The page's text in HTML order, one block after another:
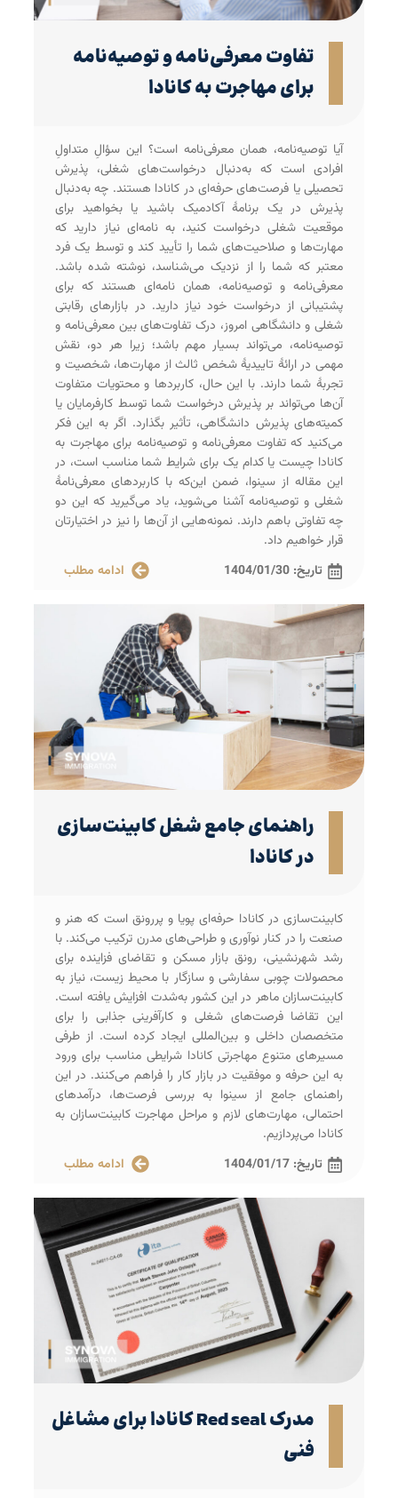
تفاوت معرفی‌نامه و توصیه‌نامه
برای مهاجرت به کانادا
آیا توصیه‌نامه، همان معرفی‌‌نامه است؟ این سؤالِ متداولِ
افرادی است که به‌دنبال درخواست‌های شغلی، پذیرش
تحصیلی یا فرصت‌های حرفه‌ای در کانادا هستند. چه به‌دنبال
پذیرش در یک برنامۀ آکادمیک باشید یا بخواهید برای
موقعیت شغلی درخواست کنید، به نامه‌ای نیاز دارید که
مهارت‌ها و صلاحیت‌های شما را تأیید کند و توسط یک فرد
معتبر که شما را از نزدیک می‌شناسد، نوشته شده باشد.
معرفی‌نامه و توصیه‌نامه، همان نامه‌ای هستند که برای
پشتیبانی از درخواست خود نیاز دارید. در بازارهای رقابتی
شغلی و دانشگاهی امروز، درک تفاوت‌های بین معرفی‌نامه و
توصیه‌نامه، می‌تواند بسیار مهم باشد؛ زیرا هر دو، نقش
مهمی در ارائۀ تاییدیۀ شخص ثالث از مهارت‌ها، شخصیت و
تجربۀ شما دارند. با این حال، کاربردها و محتویات متفاوت
آن‌ها می‌تواند بر پذیرش درخواست شما توسط کارفرمایان یا
کمیته‌های پذیرش دانشگاهی، تأثیر بگذارد. اگر به این فکر
می‌کنید که تفاوت معرفی‌نامه و توصیه‌نامه برای مهاجرت به
کانادا چیست یا کدام یک برای شرایط شما مناسب است، در
این مقاله از سینوا، ضمن این‌که با کاربردهای معرفی‌نامۀ
شغلی و توصیه‌نامه آشنا می‌شوید، یاد می‌گیرید که این دو
چه تفاوتی باهم دارند. نمونه‌هایی از آن‌ها را نیز در اختیارتان
قرار خواهیم داد.
تاریخ: 1404/01/30 ادامه مطلب
راهنمای جامع شغل کابینت‌سازی
در کانادا
کابینت‌سازی در کانادا حرفه‌ای پویا و پررونق است که هنر و
صنعت را در کنار نوآوری و طراحی‌های مدرن ترکیب می‌کند. با
رشد شهرنشینی، رونق بازار مسکن و تقاضای فزاینده برای
محصولات چوبی سفارشی و سازگار با محیط زیست، نیاز به
کابینت‌سازان ماهر در این کشور به‌شدت افزایش یافته است.
این تقاضا فرصت‌های شغلی و کارآفرینی جذابی را برای
متخصصان داخلی و بین‌المللی ایجاد کرده است. از طرفی
مسیرهای متنوع مهاجرتی کانادا شرایطی مناسب برای ورود
به این حرفه و موفقیت در بازار کار را فراهم می‌کنند. در این
راهنمای جامع از سینوا به بررسی فرصت‌ها، درآمدهای
احتمالی، مهارت‌های لازم و مراحل مهاجرت کابینت‌سازان به
کانادا می‌پردازیم.
تاریخ: 1404/01/17 ادامه مطلب
مدرک Red seal کانادا برای مشاغل
فنی